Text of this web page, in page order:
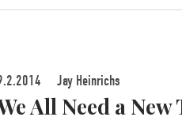
Jay Heinrichs
All Need a